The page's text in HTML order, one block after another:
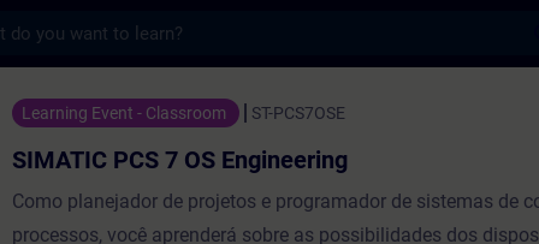
7 OS Engineering - Entraînement -
Learning Event - Classroom ST-PCS7OSE
SIMATIC PCS 7 OS Engineering
Como planejador de projetos e programador de sistemas de
processos, você aprenderá sobre as possibilidades dos